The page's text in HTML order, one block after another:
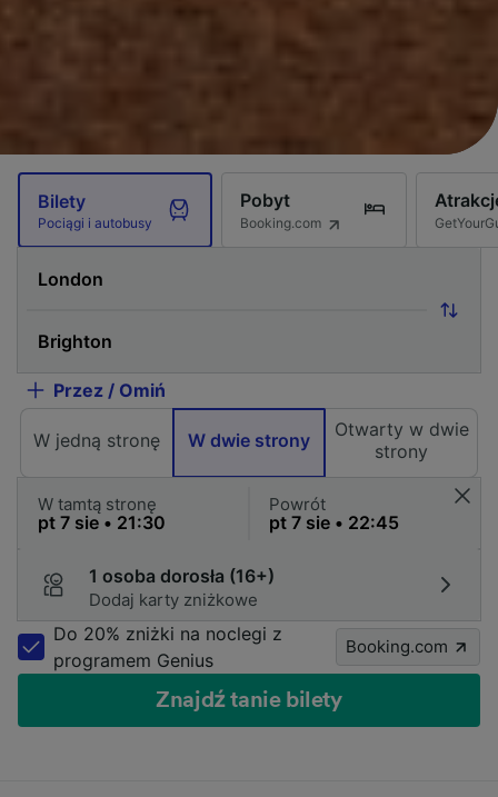
Bilety
Pociągi i autobusy
Pobyt
Booking.com
Przez / Omiń
W jedną stronę W dwie strony
Otwarty w dwie
strony
W tamtą stronę Powrót
1 osoba dorosła (16+)
Dodaj karty zniżkowe
Do 20% zniżki na noclegi z
programem Genius
Booking.com
Znajdź tanie bilety